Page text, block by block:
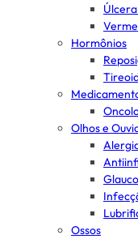
Hormônios
Olhos e
Ossos